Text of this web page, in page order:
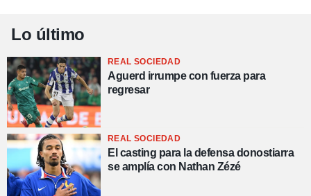
Lo último
REAL SOCIEDAD
Aguerd irrumpe con fuerza para
regresar
REAL SOCIEDAD
El casting para la defensa donostiarra
se amplía con Nathan Zézé